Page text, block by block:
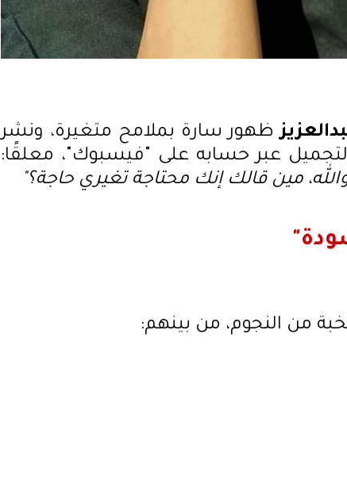
ظهور سارة بملامح متغيرة، ونشر
عبر حسابه على "فيسبوك"، معلقًا:
والله، مين قالك إنك محتاجة تغيري حاجة؟"
من النجوم، من بينهم: